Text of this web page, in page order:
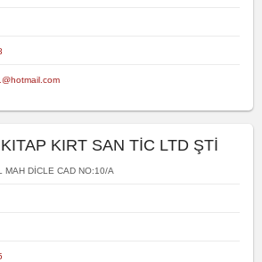
KIRT SAN TİC LTD ŞTİ
MAH DİCLE CAD NO:10/A